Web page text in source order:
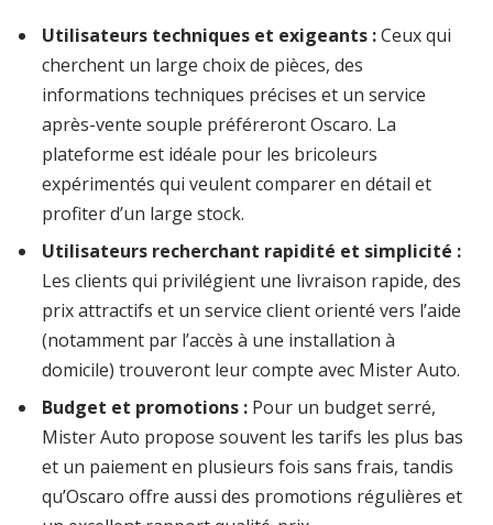
Utilisateurs techniques et exigeants :Ceux qui
cherchent un large choix de pièces, des
informations techniques précises et un service
après-vente souple préféreront Oscaro. La
plateforme est idéale pour les bricoleurs
expérimentés qui veulent comparer en détail et
profiter d’un large stock.
Utilisateurs recherchant rapidité et simplicité :
Les clients qui privilégient une livraison rapide, des
prix attractifs et un service client orienté vers l’aide
(notamment par l’accès à une installation à
domicile) trouveront leur compte avec Mister Auto.
Budget et promotions : Pour un budget serré,
Mister Auto propose souvent les tarifs les plus bas
et un paiement en plusieurs fois sans frais, tandis
qu’Oscaro offre aussi des promotions régulières et